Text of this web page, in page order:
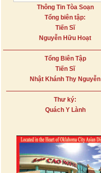
Thông Tin Tòa Soạn
Tổng biên tập:
Tiến Sĩ
Nguyễn Hữu Hoạt
Tổng Biên Tập
Tiến Sĩ
Nhật Khánh Thy Nguyễn
Thư ký:
Quách Y Lành